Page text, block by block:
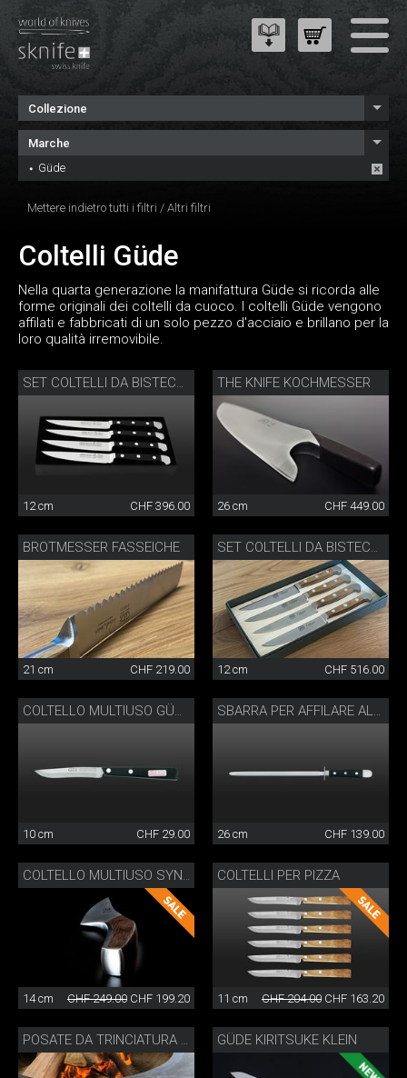
Collezione
Marche
Güde
Mettere indietro tutti i filtri / Altri filtri
Coltelli Güde
Nella quarta generazione la manifattura Güde si ricorda alle
forme originali dei coltelli da cuoco. I coltelli Güde vengono
affilati e fabbricati di un solo pezzo d'acciaio e brillano per la
loro qualità irremovibile.
SET COLTELLI DA BISTECCA PORTERHOUSE
12 cm CHF 396.00
THE KNIFE KOCHMESSER
26 cm CHF 449.00
BROTMESSER FASSEICHE
21 cm CHF 219.00 12 cm CHF 516.00
COLTELLO MULTIUSO GÜDE
10 cm CHF 29.00
SBARRA PER AFFILARE ALPHA
26 cm CHF 139.00
14 cm CHF 249.00 CHF 199.20
COLTELLI PER PIZZA
11 cm CHF 204.00 CHF 163.20
GÜDE KIRITSUKE KLEIN